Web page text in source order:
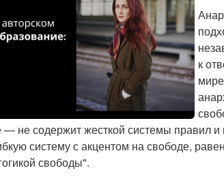
к
не содержит жесткой системы правил
систему с акцентом на свободе,
свободы".